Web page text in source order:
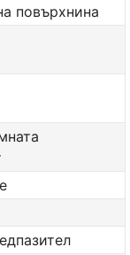
повърхнина